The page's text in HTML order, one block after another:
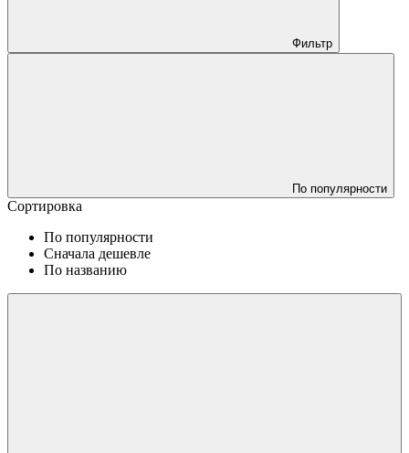
Фильтр
По популярности
Сортировка
По популярности
Сначала дешевле
По названию